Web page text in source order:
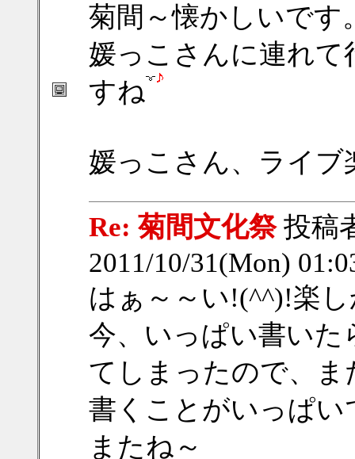
菊間～懐かしいです
媛っこさんに連れ
すね
媛っこさん、ライ
Re: 菊間文化祭投稿
2011/10/31(Mon)
はぁ～～い!(^^)!楽
今、いっぱい書いた
てしまったので、
書くことがいっぱい
またね～